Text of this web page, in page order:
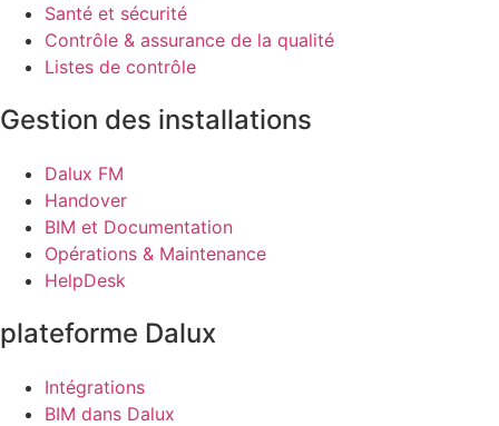
Santé et sécurité
Contrôle & assurance de la qualité
Listes de contrôle
Gestion des installations
Dalux FM
Handover
BIM et Documentation
Opérations & Maintenance
HelpDesk
plateforme Dalux
Intégrations
BIM dans Dalux